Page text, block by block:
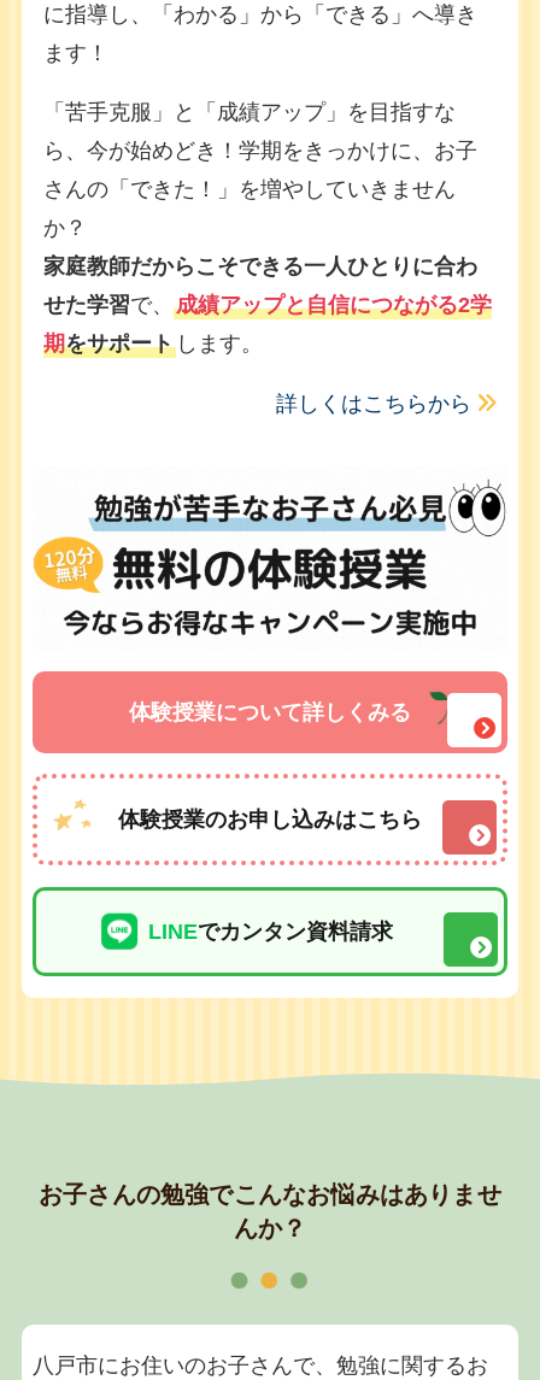
に指導し、「わかる」から「できる」へ導き
ます！
「苦手克服」と「成績アップ」を目指すな
ら、今が始めどき！学期をきっかけに、お子
さんの「できた！」を増やしていきません
か？
家庭教師だからこそできる一人ひとりに合わ
せた学習で、 成績アップと自信につながる2学
期をサポートします。
詳しくはこちらから
体験授業について詳しくみる
体験授業のお申し込みはこちら
LINEでカンタン資料請求
お子さんの勉強でこんなお悩みはありませ
んか？
八戸市にお住いのお子さんで、勉強に関するお